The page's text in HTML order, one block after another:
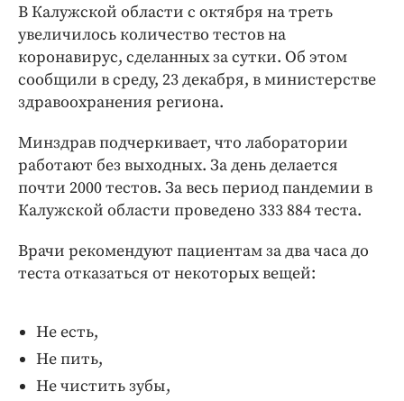
Издания
Медиаперсона
Интересное чтиво
Клиника года
Работодатель года
В Калужской области с октября на треть
увеличилось количество тестов на
коронавирус, сделанных за сутки. Об этом
сообщили в среду, 23 декабря, в министерстве
здравоохранения региона.
Минздрав подчеркивает, что лаборатории
работают без выходных. За день делается
почти 2000 тестов. За весь период пандемии в
Калужской области проведено 333 884 теста.
Врачи рекомендуют пациентам за два часа до
теста отказаться от некоторых вещей:
Не есть,
Не пить,
Не чистить зубы,